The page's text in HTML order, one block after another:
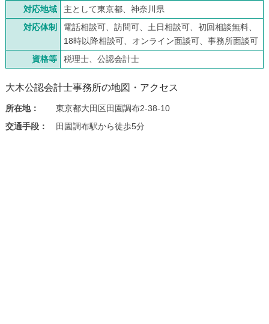
対応地域
主として東京都、神奈川県
対応体制
電話相談可、訪問可、土日相談可、初回相談無料、
18時以降相談可、オンライン面談可、事務所面談可
資格等
税理士、公認会計士
大木公認会計士事務所の地図・アクセス
所在地：
東京都大田区田園調布2-38-10
交通手段：
田園調布駅から徒歩5分